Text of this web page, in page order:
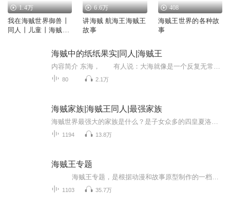
1.4万
我在海贼世界御兽丨
同人丨儿童丨海贼王
6.6万
讲海贼 航海王海贼王
故事
408
海贼王世界的各种故
事
海贼中的纸纸果实|同人|海贼王
80 2.1万
海贼家族|海贼王同人|最强家族
1194 13.8万
海贼王专题
1103 35.7万